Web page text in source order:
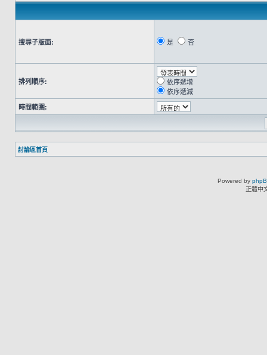
搜尋子版面: 是 否
排列順序:
依序遞增
依序遞減
時間範圍:
討論區首頁
Powered by
正體中